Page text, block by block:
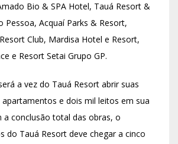
Bio & SPA Hotel, Tauá Resort &
Pessoa, Acquaí Parks & Resort,
Club, Mardisa Hotel e Resort,
e Resort Setai Grupo GP.
a vez do Tauá Resort abrir suas
e dois mil leitos em sua
a conclusão total das obras, o
do Tauá Resort deve chegar a cinco